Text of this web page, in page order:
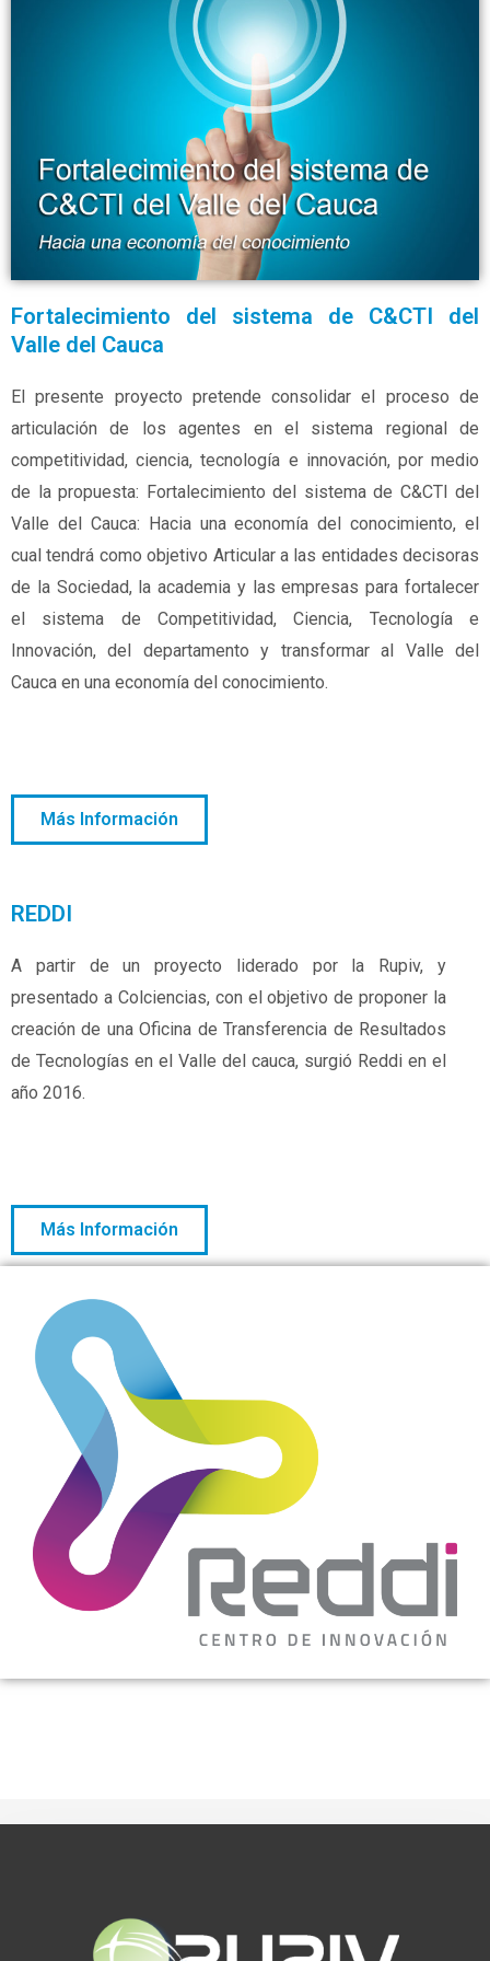
Fortalecimiento del sistema de C&CTI del
Valle del Cauca
El presente proyecto pretende consolidar el proceso de
articulación de los agentes en el sistema regional de
competitividad, ciencia, tecnología e innovación, por medio
de la propuesta: Fortalecimiento del sistema de C&CTI del
Valle del Cauca: Hacia una economía del conocimiento, el
cual tendrá como objetivo Articular a las entidades decisoras
de la Sociedad, la academia y las empresas para fortalecer
el sistema de Competitividad, Ciencia, Tecnología e
Innovación, del departamento y transformar al Valle del
Cauca en una economía del conocimiento.
Más Información
REDDI
A partir de un proyecto liderado por la Rupiv, y
presentado a Colciencias, con el objetivo de proponer la
creación de una Oficina de Transferencia de Resultados
de Tecnologías en el Valle del cauca, surgió Reddi en el
año 2016.
Más Información